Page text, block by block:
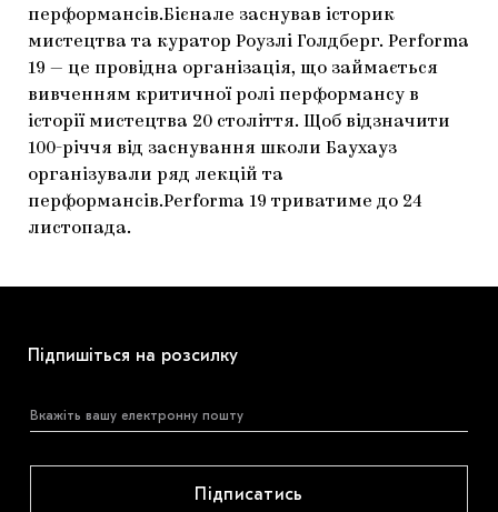
ГАЛЕРЕЇ
АРТЦЕНТРИ
КНИЖКИ І ЖУРНАЛИ
ЯК ПІДТРИМУВАТИ УКРАЇНСЬКЕ МИСТЕЦТВО
МАРІУПОЛЬСЬКІ МАРГІНАЛІЇ
CARPATHIAN CULT ПРО РІЗДВЯНІ СВЯТА
перформансів.Бієнале заснував історик
мистецтва та куратор Роузлі Голдберг. Performa
19 — це провідна організація, що займається
вивченням критичної ролі перформансу в
історії мистецтва 20 століття. Щоб відзначити
100-річчя від заснування школи Баухауз
організували ряд лекцій та
перформансів.Performa 19 триватиме до 24
листопада.
Підпишіться на розсилку
Підписатись